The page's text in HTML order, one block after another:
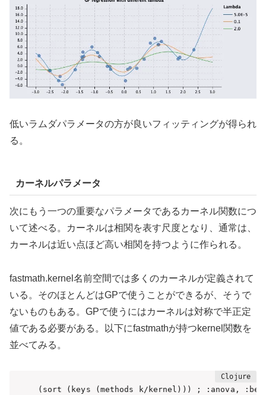
低いラムダパラメータの方が良いフィッティングが得られ
る。
カーネルパラメータ
次にもう一つの重要なパラメータであるカーネル関数につ
いて述べる。カーネルは相関を表す尺度となり、通常は、
カーネルは近い点ほど高い相関を持つように作られる。
fastmath.kernel名前空間では多くのカーネルが定義されて
いる。そのほとんどはGPで使うことができるが、そうで
ないものもある。GPで使うにはカーネルは対称で半正定
値である必要がある。以下にfastmathが持つkernel関数を
並べてみる。
(sort (keys (methods k/kernel))) ; :anova ,